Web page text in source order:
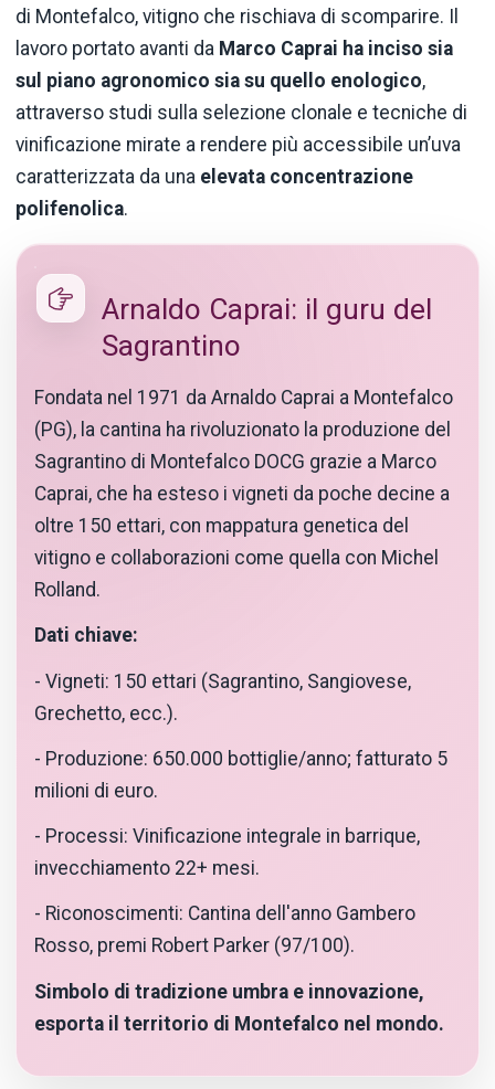
di Montefalco, vitigno che rischiava di scomparire. Il
lavoro portato avanti da Marco Caprai ha inciso sia
sul piano agronomico sia su quello enologico,
attraverso studi sulla selezione clonale e tecniche di
vinificazione mirate a rendere più accessibile un’uva
caratterizzata da una elevata concentrazione
polifenolica.
Arnaldo Caprai: il guru del
Sagrantino
Fondata nel 1971 da Arnaldo Caprai a Montefalco
(PG), la cantina ha rivoluzionato la produzione del
Sagrantino di Montefalco DOCG grazie a Marco
Caprai, che ha esteso i vigneti da poche decine a
oltre 150 ettari, con mappatura genetica del
vitigno e collaborazioni come quella con Michel
Rolland.
Dati chiave:
- Vigneti: 150 ettari (Sagrantino, Sangiovese,
Grechetto, ecc.).
- Produzione: 650.000 bottiglie/anno; fatturato 5
milioni di euro.
- Processi: Vinificazione integrale in barrique,
invecchiamento 22+ mesi.
- Riconoscimenti: Cantina dell'anno Gambero
Rosso, premi Robert Parker (97/100).
Simbolo di tradizione umbra e innovazione,
esporta il territorio di Montefalco nel mondo.